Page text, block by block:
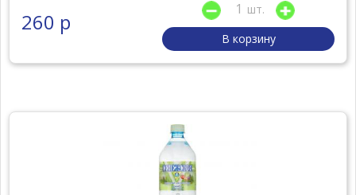
260 р
шт.
В корзину